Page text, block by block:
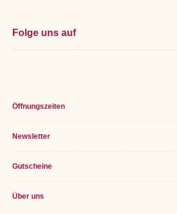
Öffnungszeiten
Newsletter
Gutscheine
Über uns
Folge uns auf